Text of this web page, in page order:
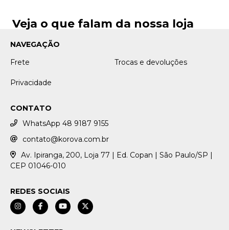
Veja o que falam da nossa loja
NAVEGAÇÃO
Frete
Trocas e devoluções
Privacidade
CONTATO
WhatsApp 48 9187 9155
contato@korova.com.br
Av. Ipiranga, 200, Loja 77 | Ed. Copan | São Paulo/SP |
CEP 01046-010
REDES SOCIAIS